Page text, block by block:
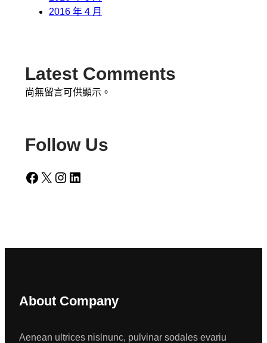
2016 年 4 月
Latest Comments
尚無留言可供顯示。
Follow Us
Facebook X Instagram LinkedIn
About Company
Aenean ultrices nislnunc, pulvinar sodales evariu